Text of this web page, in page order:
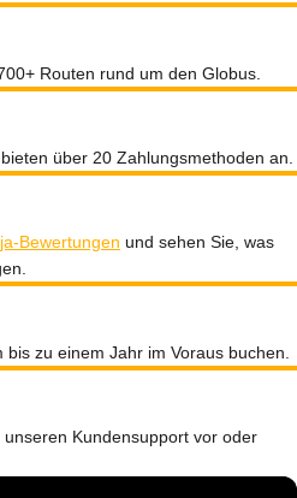
Routen rund um den Globus.
über 20 Zahlungsmethoden an.
Bewertungen und sehen Sie, was
zu einem Jahr im Voraus buchen.
Kundensupport vor oder